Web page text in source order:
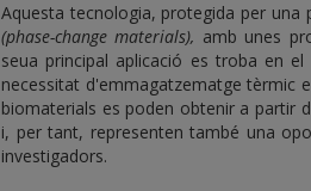
Aquesta tecnologia, protegida per
(phase-change materials), amb unes
seua principal aplicació es troba en
necessitat d'emmagatzematge tèrmic
biomaterials es poden obtenir a partir
i, per tant, representen també una
investigadors.